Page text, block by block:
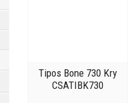
Tipos Bone 730 Kry
CSATIBK730